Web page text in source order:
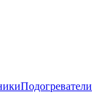
Подогреватели